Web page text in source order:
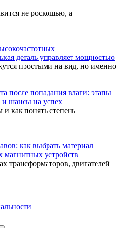
не роскошью, а
деталь управляет мощностью
простыми на вид, но именно
после попадания влаги: этапы
и шансы на успех
и как понять степень
как выбрать материал
магнитных устройств
трансформаторов, двигателей